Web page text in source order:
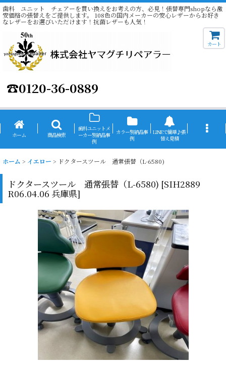
歯科 ユニット チェアーを買い換えをお考えの方、必見！張替専門shopなら激
安価格の張替えをご提供します。 108色の国内メーカーの安心レザーからお好き
なレザーをお選びいただけます！抗菌レザーも人気！
☎0120-36-0889
カート
ホーム 商品検索
歯科ユニットメ
ーカー別納品事
例
カラー別納品事
例
LINEで簡単♪張
替え見積
ホーム > イエロー > ドクタースツール 通常張替（L-6580)
ドクタースツール 通常張替（L-6580) [SIH2889
R06.04.06 兵庫県]